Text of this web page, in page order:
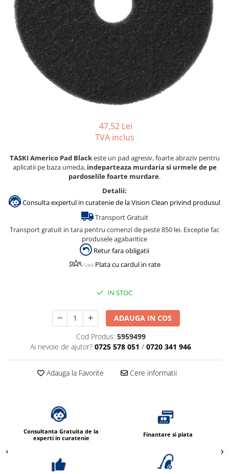
Gama de cosmetice hoteliere
Salvatore Ferragamo
Gama de cosmetice hoteliere Sense
Papuci hotel
47,52 Lei
TVA inclus
TASKI Americo Pad Blackeste un pad agresiv, foarte abraziv pentru
aplicatii pe baza umeda, indeparteaza murdaria si urmele de pe
pardoselile foarte murdare.
Detalii:
Consulta expertul in curatenie de la Vision Clean privind produsul
Transport Gratuit
Transport gratuit in tara pentru comenzi de peste 850 lei. Exceptie fac
produsele agabaritice
Retur fara obligatii
Plata cu cardul in rate
IN STOC
ADAUGA IN COS
Cod Produs: 5959499
Ai nevoie de ajutor? 0725 578 051 / 0720 341 946
Adauga la Favorite Cere informatii
Consultanta Gratuita de la
experti in curatenie
Finantare si plata